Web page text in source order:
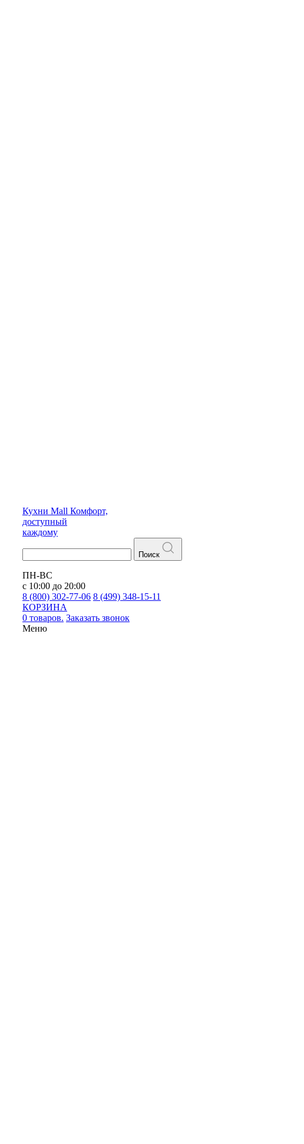
Кухни Mall Комфорт,
доступный
каждому
Поиск
ПН-ВС
с 10:00 до 20:00
8 (800) 302-77-06 8 (499) 348-15-11
КОРЗИНА
0 товаров. Заказать звонок
Меню